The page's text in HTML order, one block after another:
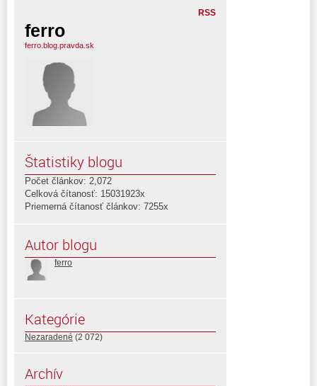
RSS
ferro
ferro.blog.pravda.sk
Štatistiky blogu
Počet článkov: 2,072
Celková čítanosť: 15031923x
Priemerná čítanosť článkov: 7255x
Autor blogu
ferro
Kategórie
Nezaradené (2 072)
Archív